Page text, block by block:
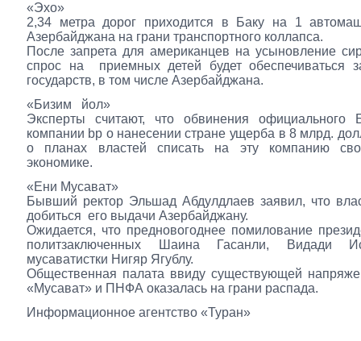
«Эхо»
2,34 метра дорог приходится в Баку на 1
Азербайджана на грани транспортного коллапса.
После запрета для американцев на усыновление
спрос на приемных детей будет обеспечиваться
государств, в том числе Азербайджана.
«Бизим йол»
Эксперты считают, что обвинения официального
компании bp о нанесении стране ущерба в 8 млрд.
о планах властей списать на эту компанию
экономике.
«Ени Мусават»
Бывший ректор Эльшад Абдулдлаев заявил, что
добиться его выдачи Азербайджану.
Ожидается, что предновогоднее помилование
политзаключенных Шаина Гасанли, Видади
мусаватистки Нигяр Ягублу.
Общественная палата ввиду существующей
«Мусават» и ПНФА оказалась на грани распада.
Информационное агентство «Туран»